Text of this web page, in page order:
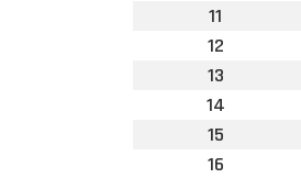
11
12
13
14
15
16